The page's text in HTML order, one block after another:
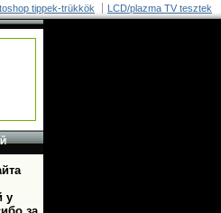
tippek-trükkök LCD/plazma TV tesztek
у